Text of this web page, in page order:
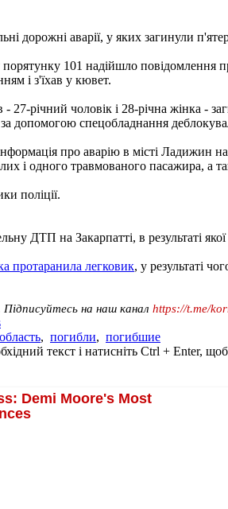
дорожні аварії, у яких загинули
101 надійшло повідомлення
і з'їхав у кювет.
27-річний чоловік і 28-річна жінка -
за допомогою спецобладнання
про аварію в місті Ладижин
і одного травмованого пасажира, а
поліції.
ДТП на Закарпатті, в результаті якої
протаранила легковик, у результаті
Підписуйтесь на наш канал https://t.me/
, погибли, погибшие
текст і натисніть Ctrl + Enter,